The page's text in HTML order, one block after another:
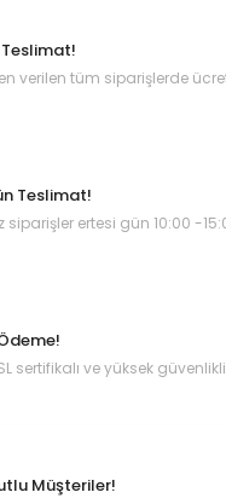
verilen tüm siparişlerde
Teslimat!
siparişler ertesi gün 10:00 -
sertifikalı ve yüksek
Müşteriler!